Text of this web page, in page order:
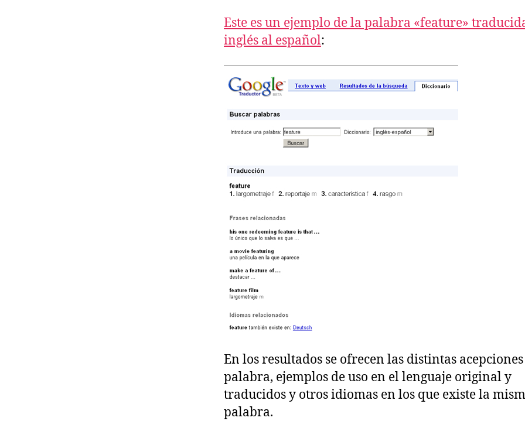
Este es un ejemplo de la palabra «feature»
inglés al español:
En los resultados se ofrecen las distintas
palabra, ejemplos de uso en el lenguaje original y
traducidos y otros idiomas en los que existe la
palabra.